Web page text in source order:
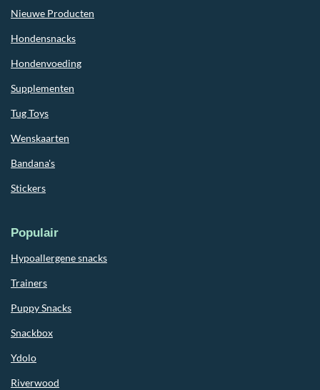
Nieuwe Producten
Hondensnacks
Hondenvoeding
Supplementen
Tug Toys
Wenskaarten
Bandana's
Stickers
Populair
Hypoallergene snacks
Trainers
Puppy Snacks
Snackbox
Ydolo
Riverwood